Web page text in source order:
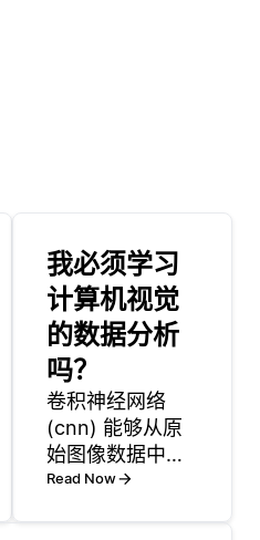
我必须学习
计算机视觉
的数据分析
吗？
卷积神经网络
(cnn) 能够从原
始图像数据中自
动学习特征，从
Read Now